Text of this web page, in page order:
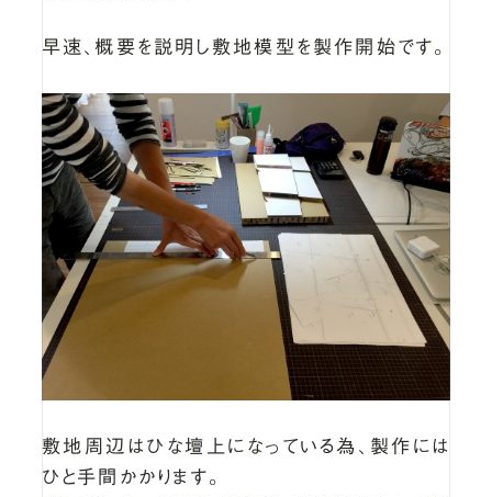
早速、概要を説明し敷地模型を製作開始です。
敷地周辺はひな壇上になっている為、製作には
ひと手間かかります。